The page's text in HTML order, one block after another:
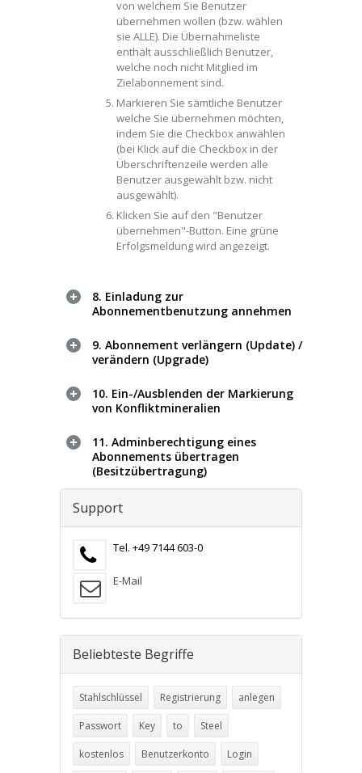
von welchem Sie Benutzer
übernehmen wollen (bzw. wählen
sie ALLE). Die Übernahmeliste
enthält ausschließlich Benutzer,
welche noch nicht Mitglied im
Zielabonnement sind.
Markieren Sie sämtliche Benutzer
welche Sie übernehmen möchten,
indem Sie die Checkbox anwählen
(bei Klick auf die Checkbox in der
Überschriftenzeile werden alle
Benutzer ausgewählt bzw. nicht
ausgewählt).
Klicken Sie auf den "Benutzer
übernehmen"-Button. Eine grüne
Erfolgsmeldung wird angezeigt.
8. Einladung zur
Abonnementbenutzung annehmen
9. Abonnement verlängern (Update) /
verändern (Upgrade)
10. Ein-/Ausblenden der Markierung
von Konfliktmineralien
11. Adminberechtigung eines
Abonnements übertragen
(Besitzübertragung)
Support
Tel. +49 7144 603-0
E-Mail
Beliebteste Begriffe
Stahlschlüssel Registrierung anlegen
Passwort Key to Steel
kostenlos Benutzerkonto Login